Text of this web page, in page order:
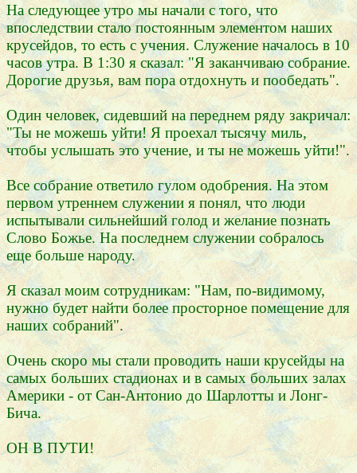
На следующее утро мы начали с того, что
впоследствии стало постоянным элементом наших
крусейдов, то есть с учения. Служение началось в 10
часов утра. В 1:30 я сказал: "Я заканчиваю собрание.
Дорогие друзья, вам пора отдохнуть и пообедать".
Один человек, сидевший на переднем ряду закричал:
"Ты не можешь уйти! Я проехал тысячу миль,
чтобы услышать это учение, и ты не можешь уйти!".
Все собрание ответило гулом одобрения. На этом
первом утреннем служении я понял, что люди
испытывали сильнейший голод и желание познать
Слово Божье. На последнем служении собралось
еще больше народу.
Я сказал моим сотрудникам: "Нам, по-видимому,
нужно будет найти более просторное помещение для
наших собраний".
Очень скоро мы стали проводить наши крусейды на
самых больших стадионах и в самых больших залах
Америки - от Сан-Антонио до Шарлотты и Лонг-
Бича.
ОН В ПУТИ!